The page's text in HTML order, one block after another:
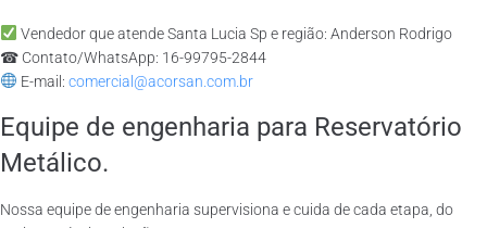
Vendedor que atende Santa Lucia Sp e região: Anderson Rodrigo
☎ Contato/WhatsApp: 16-99795-2844
E-mail: comercial@acorsan.com.br
Equipe de engenharia para Reservatório
Metálico.
Nossa equipe de engenharia supervisiona e cuida de cada etapa, do